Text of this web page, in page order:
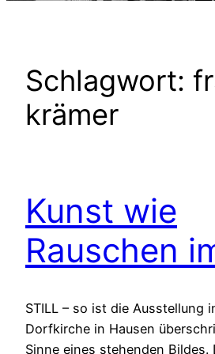
Schlagwort:
krämer
Kunst wie
Rauschen
STILL – so ist die Ausstellung
Dorfkirche in Hausen
Sinne eines stehenden Bildes.